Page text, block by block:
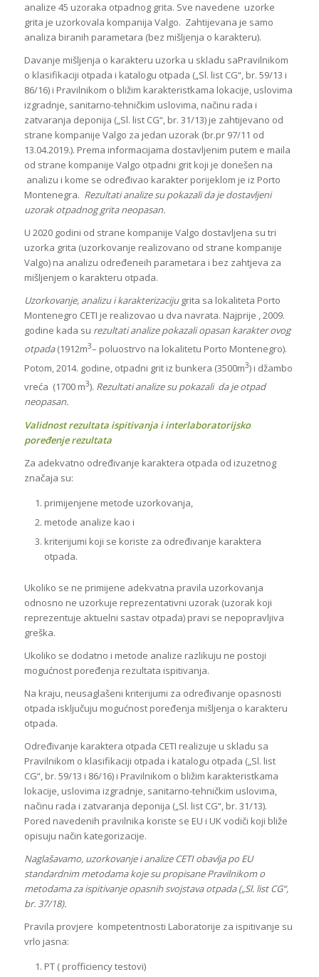
analize 45 uzoraka otpadnog grita. Sve navedene uzorke
grita je uzorkovala kompanija Valgo. Zahtijevana je samo
analiza biranih parametara (bez mišljenja o karakteru).
Davanje mišljenja o karakteru uzorka u skladu saPravilnikom
o klasifikaciji otpada i katalogu otpada („Sl. list CG“, br. 59/13 i
86/16) i Pravilnikom o bližim karakteristkama lokacije, uslovima
izgradnje, sanitarno-tehničkim uslovima, načinu rada i
zatvaranja deponija („Sl. list CG“, br. 31/13) je zahtijevano od
strane kompanije Valgo za jedan uzorak (br.pr 97/11 od
13.04.2019.). Prema informacijama dostavljenim putem e maila
od strane kompanije Valgo otpadni grit koji je donešen na
analizu i kome se određivao karakter porijeklom je iz Porto
Montenegra. Rezultati analize su pokazali da je dostavljeni
uzorak otpadnog grita neopasan.
U 2020 godini od strane kompanije Valgo dostavljena su tri
uzorka grita (uzorkovanje realizovano od strane kompanije
Valgo) na analizu određeneih parametara i bez zahtjeva za
mišljenjem o karakteru otpada.
Uzorkovanje, analizu i karakterizacijugrita sa lokaliteta Porto
Montenegro CETI je realizovao u dva navrata. Najprije , 2009.
godine kada su rezultati analize pokazali opasan karakter ovog
otpada(1912m3– poluostrvo na lokalitetu Porto Montenegro).
Potom, 2014. godine, otpadni grit iz bunkera (3500m3) i džambo
vreća (1700 m3). Rezultati analize su pokazali da je otpad
neopasan.
Validnost rezultata ispitivanja i interlaboratorijsko
poređenje rezultata
Za adekvatno određivanje karaktera otpada od izuzetnog
značaja su:
primijenjene metode uzorkovanja,
metode analize kao i
kriterijumi koji se koriste za određivanje karaktera
otpada.
Ukoliko se ne primijene adekvatna pravila uzorkovanja
odnosno ne uzorkuje reprezentativni uzorak (uzorak koji
reprezentuje aktuelni sastav otpada) pravi se nepopravljiva
greška.
Ukoliko se dodatno i metode analize razlikuju ne postoji
mogućnost poređenja rezultata ispitivanja.
Na kraju, neusaglašeni kriterijumi za određivanje opasnosti
otpada isključuju mogućnost poređenja mišljenja o karakteru
otpada.
Određivanje karaktera otpada CETI realizuje u skladu sa
Pravilnikom o klasifikaciji otpada i katalogu otpada („Sl. list
CG“, br. 59/13 i 86/16) i Pravilnikom o bližim karakteristkama
lokacije, uslovima izgradnje, sanitarno-tehničkim uslovima,
načinu rada i zatvaranja deponija („Sl. list CG“, br. 31/13).
Pored navedenih pravilnika koriste se EU i UK vodiči koji bliže
opisuju način kategorizacije.
Naglašavamo, uzorkovanje i analize CETI obavlja po EU
standardnim metodama koje su propisane Pravilnikom o
metodama za ispitivanje opasnih svojstava otpada („Sl. list CG“,
br. 37/18).
Pravila provjere kompetentnosti Laboratorije za ispitivanje su
vrlo jasna:
PT ( profficiency testovi)